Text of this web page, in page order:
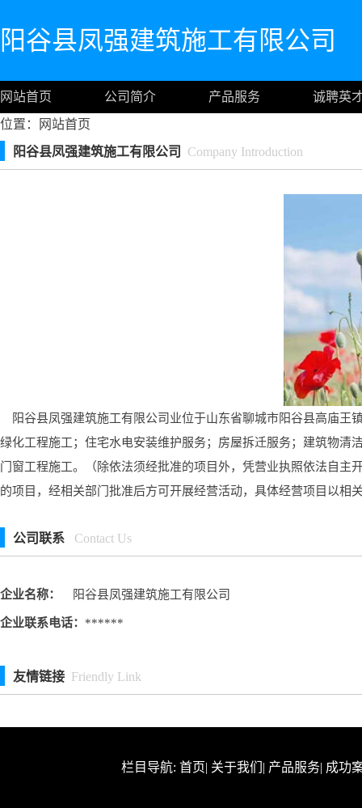
阳谷县凤强建筑施工有限公司
网站首页 公司简介 产品服务
诚聘英
位置：
网站首页
阳谷县凤强建筑施工有限公司
Company Introduction
阳谷县凤强建筑施工有限公司业位于山东省聊城市阳谷县高庙王
绿化工程施工；住宅水电安装维护服务；房屋拆迁服务；建筑物
门窗工程施工。（除依法须经批准的项目外，凭营业执照依法自
的项目，经相关部门批准后方可开展经营活动，具体经营项目以相
公司联系 Contact Us
企业名称： 阳谷县凤强建筑施工有限公司
企业联系电话： ******
友情链接 Friendly Link
栏目导航: 首页| 关于我们 | 产品服务| 成功